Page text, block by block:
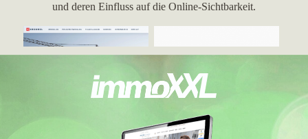
und deren Einfluss auf die Online-Sichtbarkeit.